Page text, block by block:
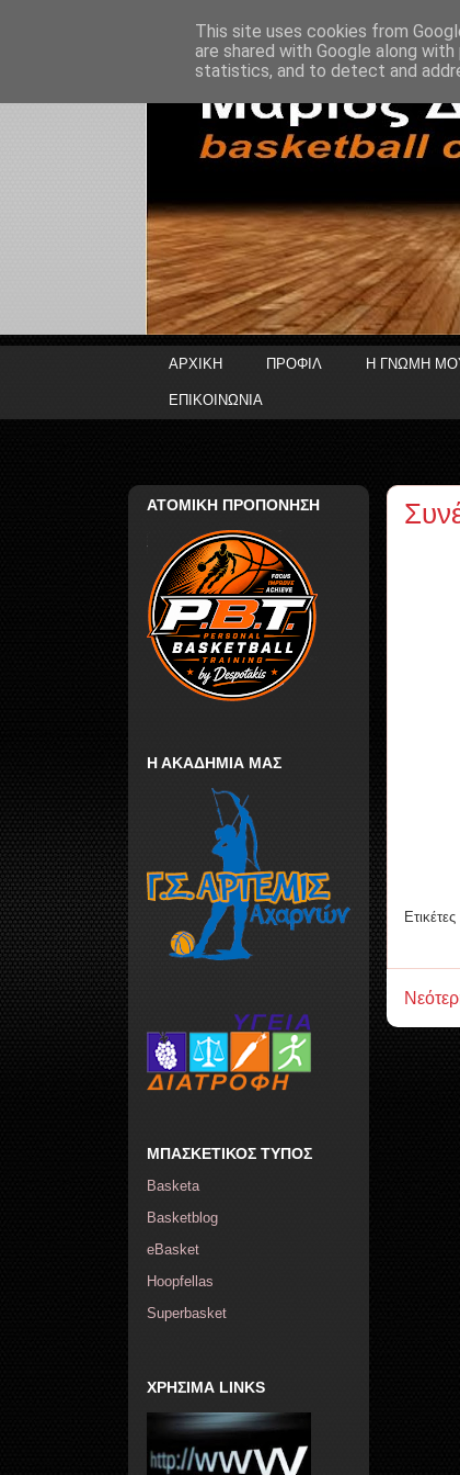
ΑΡΧΙΚΗ ΠΡΟΦΙΛ Η ΓΝΩΜΗ
ΕΠΙΚΟΙΝΩΝΙΑ
Ετικέτες
ΑΤΟΜΙΚΗ ΠΡΟΠΟΝΗΣΗ
Η ΑΚΑΔΗΜΙΑ ΜΑΣ
ΜΠΑΣΚΕΤΙΚΟΣ ΤΥΠΟΣ
Basketa
Basketblog
eBasket
Hoopfellas
Superbasket
ΧΡΗΣΙΜΑ LINKS
This site uses cookies from
are shared with Google along
statistics, and to detect and